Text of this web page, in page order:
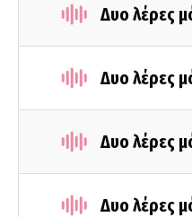
Δυο λέρες
Δυο λέρες
Δυο λέρες
Δυο λέρες